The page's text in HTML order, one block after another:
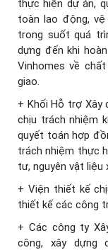
thực hiện dự án,
toàn lao động,
trong suốt quá
dựng đến khi
Vinhomes về
giao.
+ Khối Hỗ trợ Xây
chịu trách nhiệm
quyết toán hợp
trách nhiệm thực
tư, nguyên vật liệu
+ Viện thiết kế
thiết kế các công
+ Các công ty
công, xây